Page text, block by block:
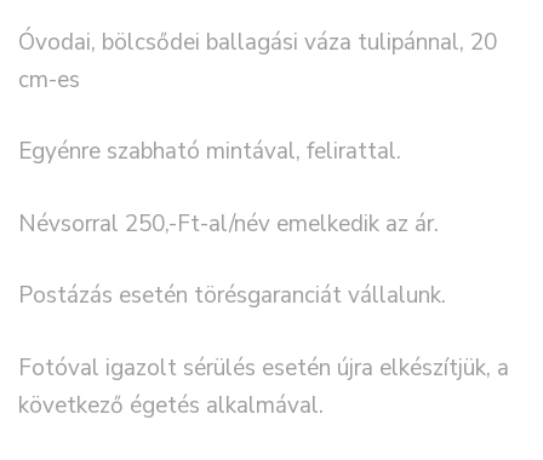
Óvodai, bölcsődei ballagási váza tulipánnal, 20
cm-es
Egyénre szabható mintával, felirattal.
Névsorral 250,-Ft-al/név emelkedik az ár.
Postázás esetén törésgaranciát vállalunk.
Fotóval igazolt sérülés esetén újra elkészítjük, a
következő égetés alkalmával.